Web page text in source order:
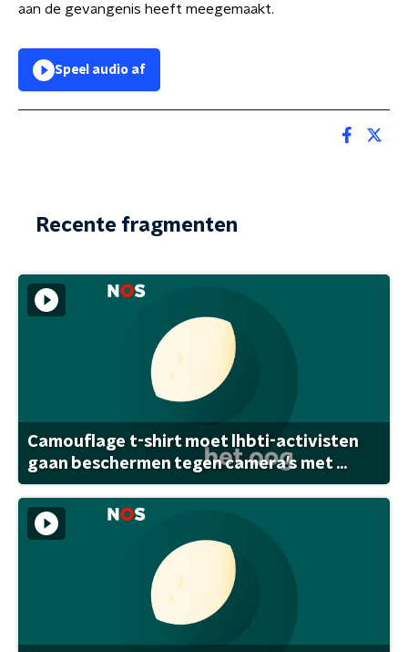
aan de gevangenis heeft meegemaakt.
Speel audio af
Recente fragmenten
Camouflage t-shirt moet lhbti-activisten
gaan beschermen tegen camera's met ...